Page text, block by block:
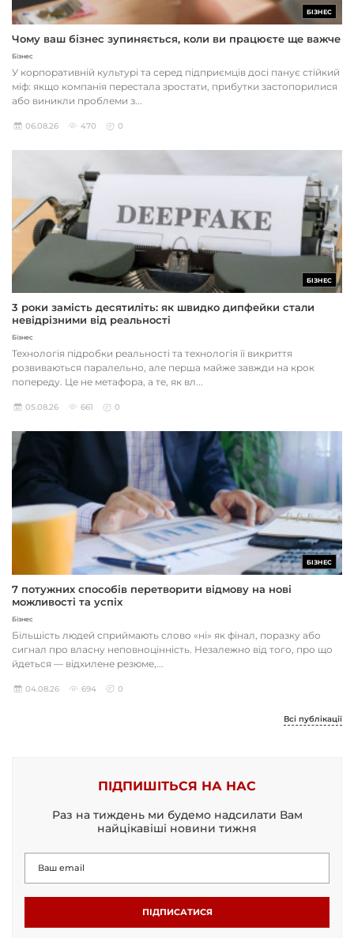
БІЗНЕС
Чому ваш бізнес зупиняється, коли ви працюєте ще важче
Бізнес
У корпоративній культурі та серед підприємців досі панує стійкий
міф: якщо компанія перестала зростати, прибутки застопорилися
або виникли проблеми з...
06.08.26 470 0
БІЗНЕС
3 роки замість десятиліть: як швидко дипфейки стали
невідрізними від реальності
Бізнес
Технологія підробки реальності та технологія її викриття
розвиваються паралельно, але перша майже завжди на крок
попереду. Це не метафора, а те, як вл...
05.08.26 661 0
БІЗНЕС
7 потужних способів перетворити відмову на нові
можливості та успіх
Бізнес
Більшість людей сприймають слово «ні» як фінал, поразку або
сигнал про власну неповноцінність. Незалежно від того, про що
йдеться — відхилене резюме,...
04.08.26 694 0
Всі публікації
ПІДПИШІТЬСЯ НА НАС
Раз на тиждень ми будемо надсилати Вам
найцікавіші новини тижня
ПІДПИСАТИСЯ